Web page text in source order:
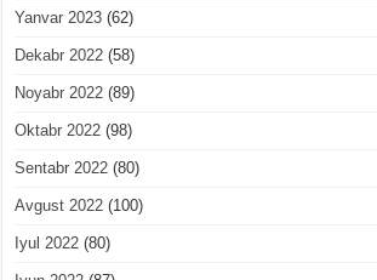
Yanvar 2023 (62)
Dekabr 2022 (58)
Noyabr 2022 (89)
Oktabr 2022 (98)
Sentabr 2022 (80)
Avgust 2022 (100)
Iyul 2022 (80)